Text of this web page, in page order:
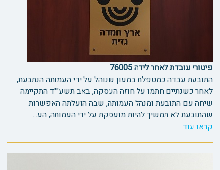
פיטורי עובדת לאחר לידה 76005
התובעת עבדה כמטפלת במעון שנוהל על ידי העמותה הנתבעת,
לאחר כשנתיים חתמו על חוזה העסקה, באב תשע""ד התקיימה
שיחה עם התובעת ומנהל העמותה, שבה הועלתה האפשרות
שהתובעת לא תמשיך להיות מועסקת על ידי העמותה, הע...
קראו עוד